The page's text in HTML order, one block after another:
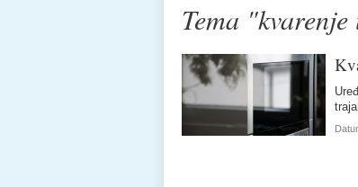
Tema